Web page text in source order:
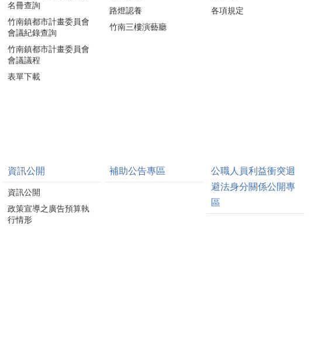
名冊查詢
竹南鎮都市計畫委員會
會議紀錄查詢
竹南鎮都市計畫委員會
會議議程
表單下載
路燈認養
竹南三樓演藝廳
各項規定
資訊公開
資訊公開
政策宣導之廣告預算執
行情形
補助公告專區
公職人員利益衝突迴
避法身分關係公開專
區